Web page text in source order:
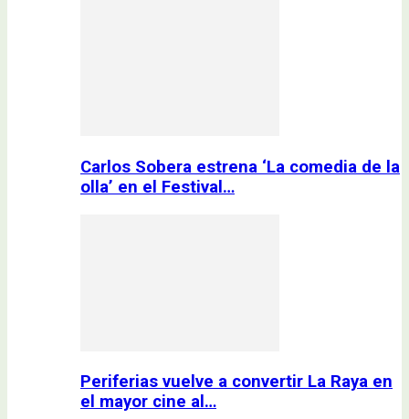
Carlos Sobera estrena ‘La comedia de la
olla’ en el Festival…
Periferias vuelve a convertir La Raya en
el mayor cine al…